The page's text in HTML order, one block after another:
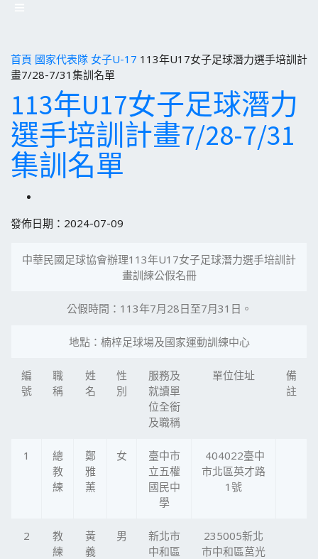
首頁 國家代表隊 女子U-17 113年U17女子足球潛力選手培訓計
畫7/28-7/31集訓名單
113年U17女子足球潛力
選手培訓計畫7/28-7/31
集訓名單
發佈日期：2024-07-09
中華民國足球協會辦理113年U17女子足球潛力選手培訓計
畫訓練公假名冊
公假時間：113年7月28日至7月31日。
地點：楠梓足球場及國家運動訓練中心
編
號
職
稱
姓
名
性
別
服務及
就讀單
位全銜
及職稱
單位住址
備
註
1
總
教
練
鄭
雅
薰
女
臺中市
立五權
國民中
學
404022臺中
市北區英才路
1號
2
教
練
黃
義
男
新北市
中和區
235005新北
市中和區莒光